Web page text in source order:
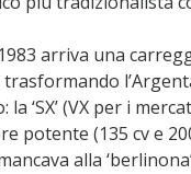
arriva una
‘SX’ (VX per i
potente (135 cv e
alla